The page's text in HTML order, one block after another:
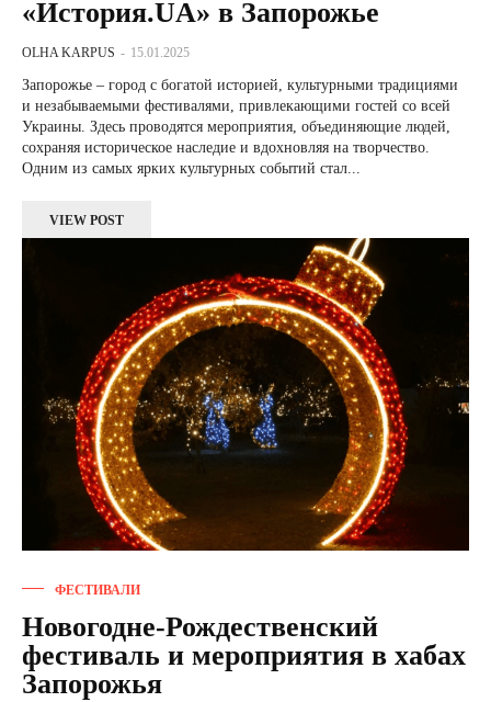
«История.UA» в Запорожье
OLHA KARPUS - 15.01.2025
Запорожье – город с богатой историей, культурными традициями
и незабываемыми фестивалями, привлекающими гостей со всей
Украины. Здесь проводятся мероприятия, объединяющие людей,
сохраняя историческое наследие и вдохновляя на творчество.
Одним из самых ярких культурных событий стал...
VIEW POST
ФЕСТИВАЛИ
Новогодне-Рождественский
фестиваль и мероприятия в хабах
Запорожья